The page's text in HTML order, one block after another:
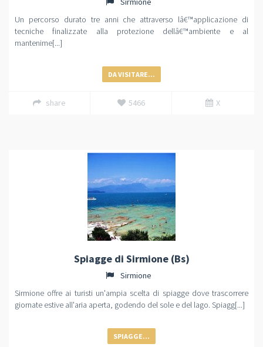
Un percorso durato tre anni che attraverso lâ€™applicazione di
tecniche finalizzate alla protezione dellâ€™ambiente e al
mantenime[...]
DA VISITARE...
share 5466 X
Spiagge di Sirmione (Bs)
Sirmione
Sirmione offre ai turisti un'ampia scelta di spiagge dove trascorrere
giornate estive all'aria aperta, godendo del sole e del lago. Spiagg[...]
SPIAGGE...